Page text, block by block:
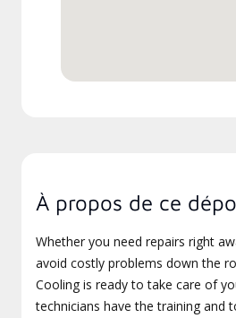
À propos de ce
Whether you need repairs right
avoid costly problems down the
Cooling is ready to take care of
technicians have the training and